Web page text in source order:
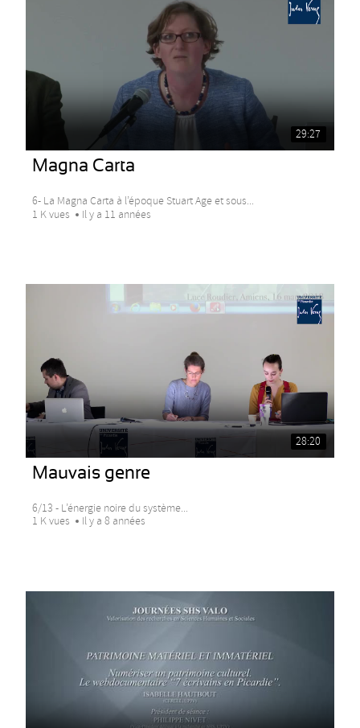
29:27
Magna Carta
6- La Magna Carta à l’époque Stuart Age et sous...
1 K vues
Il y a 11 années
28:20
Mauvais genre
6/13 - L’énergie noire du système...
1 K vues
Il y a 8 années